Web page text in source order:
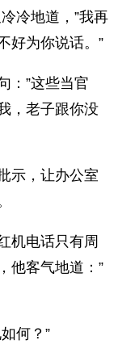
冷地道，”我再
好为你说话。”
：”这些当官
，老子跟你没
示，让办公室
机电话只有周
他客气地道：”
何？”